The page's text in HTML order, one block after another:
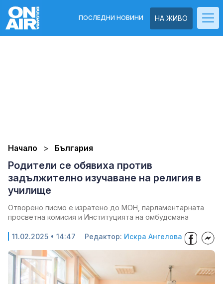
НА ЖИВО
ПОСЛЕДНИ НОВИНИ
Начало България
Родители се обявиха против
задължително изучаване на религия в
училище
Отворено писмо е изратено до МОН, парламентарната
просветна комисия и Институцията на омбудсмана
11.02.2025 • 14:47 Редактор: Искра Ангелова